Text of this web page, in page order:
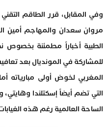
وفي المقابل، قرر الطاقم
مروان سعدان والمهاجم أمين
الطبية أخباراً مطمئنة بخصوص
للمشاركة في المونديال بعد
المغربي لخوض أولى مبارياته
التي تضم أيضاً إسكتلندا
الساحة العالمية رغم هذه